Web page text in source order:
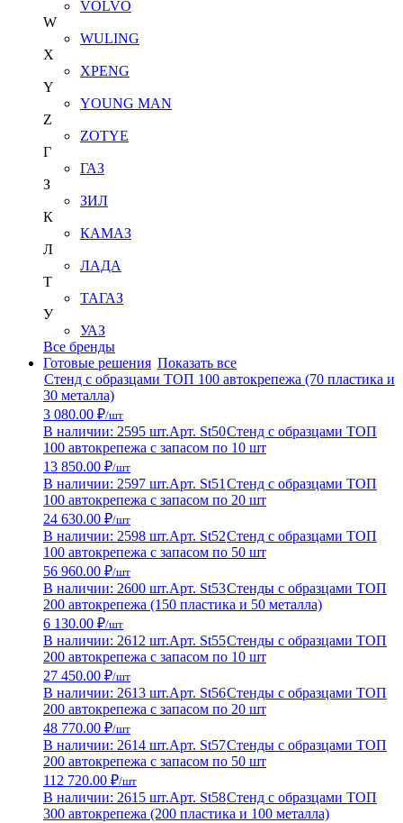
VOLVO
W
WULING
X
XPENG
Y
YOUNG MAN
Z
ZOTYE
Г
ГАЗ
З
ЗИЛ
К
КАМАЗ
Л
ЛАДА
Т
ТАГАЗ
У
УАЗ
Все бренды
Готовые решения Показать все
Стенд с образцами ТОП 100 автокрепежа (70 пластика и
30 металла)
3 080.00 ₽/шт
В наличии: 2595 шт.Арт. St50Стенд с образцами ТОП
100 автокрепежа с запасом по 10 шт
13 850.00 ₽/шт
В наличии: 2597 шт.Арт. St51 Стенд с образцами ТОП
100 автокрепежа с запасом по 20 шт
24 630.00 ₽/шт
В наличии: 2598 шт.Арт. St52Стенд с образцами ТОП
100 автокрепежа с запасом по 50 шт
56 960.00 ₽/шт
В наличии: 2600 шт.Арт. St53Стенды с образцами ТОП
200 автокрепежа (150 пластика и 50 металла)
6 130.00 ₽/шт
В наличии: 2612 шт.Арт. St55Стенды с образцами ТОП
200 автокрепежа с запасом по 10 шт
27 450.00 ₽/шт
В наличии: 2613 шт.Арт. St56Стенды с образцами ТОП
200 автокрепежа с запасом по 20 шт
48 770.00 ₽/шт
В наличии: 2614 шт.Арт. St57Стенды с образцами ТОП
200 автокрепежа с запасом по 50 шт
112 720.00 ₽/шт
В наличии: 2615 шт.Арт. St58Стенд с образцами ТОП
300 автокрепежа (200 пластика и 100 металла)